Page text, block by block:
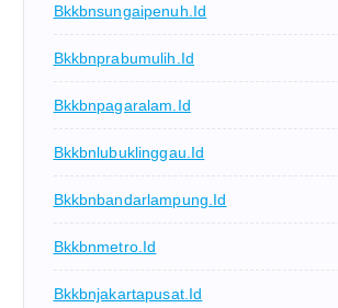
Bkkbnsungaipenuh.id
Bkkbnprabumulih.id
Bkkbnpagaralam.id
Bkkbnlubuklinggau.id
Bkkbnbandarlampung.id
Bkkbnmetro.id
Bkkbnjakartapusat.id